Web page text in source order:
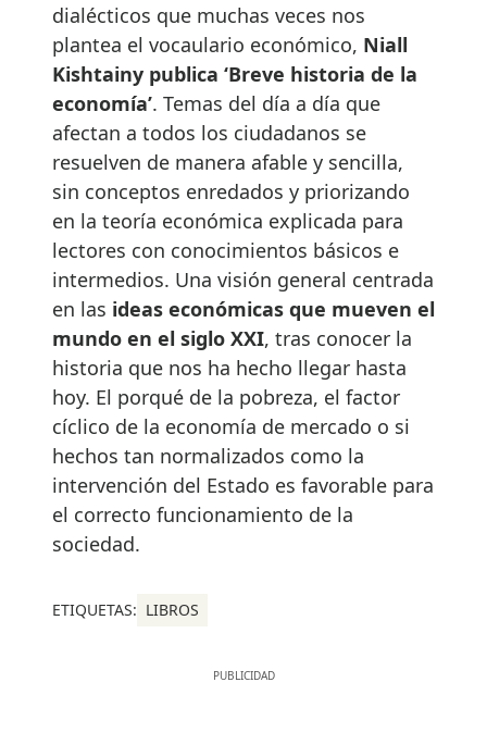
dialécticos que muchas veces nos
plantea el vocaulario económico, Niall
Kishtainy publica ‘Breve historia de la
economía’. Temas del día a día que
afectan a todos los ciudadanos se
resuelven de manera afable y sencilla,
sin conceptos enredados y priorizando
en la teoría económica explicada para
lectores con conocimientos básicos e
intermedios. Una visión general centrada
en las ideas económicas que mueven el
mundo en el siglo XXI, tras conocer la
historia que nos ha hecho llegar hasta
hoy. El porqué de la pobreza, el factor
cíclico de la economía de mercado o si
hechos tan normalizados como la
intervención del Estado es favorable para
el correcto funcionamiento de la
sociedad.
ETIQUETAS: LIBROS